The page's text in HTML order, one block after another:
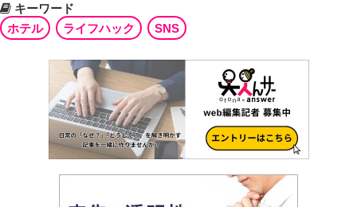
キーワード
ホテル
ライフハック SNS